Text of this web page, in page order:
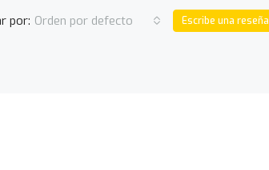
por: Orden por defecto Escribe una reseña